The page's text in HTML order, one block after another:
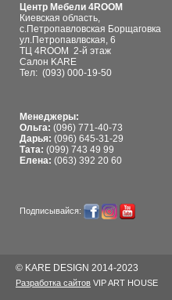
Центр Мебели 4ROOM
Киевская область,
с.Петропавловская Борщаговка
ул.Петропавлвская, 6
ТЦ 4ROOM 2-й этаж
Салон KARE
Тел: (093) 000-19-50
Менеджеры:
Ольга: (096) 771-40-73
Дарья: (096) 645-31-29
Тата: (099) 743 49 99
Елена: (063) 392 20 60
Подписывайся:
© KARE DESIGN 2014-2023
Разработка сайтов VIP ART HOUSE